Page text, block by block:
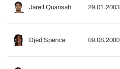
Jarell Quansah 29.01.2003
Djed Spence 09.08.2000